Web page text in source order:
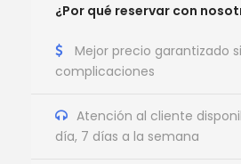
¿Por qué reservar con
Mejor precio garantizado
complicaciones
Atención al cliente
día, 7 días a la semana